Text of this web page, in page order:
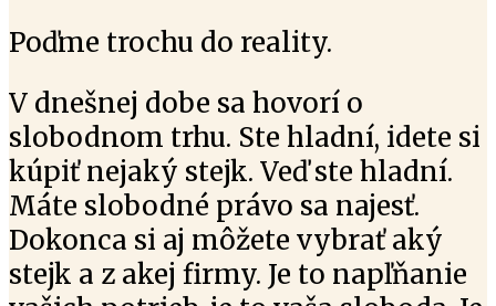
Poďme trochu do reality.
V dnešnej dobe sa hovorí o
slobodnom trhu. Ste hladní, idete si
kúpiť nejaký stejk. Veď ste hladní.
Máte slobodné právo sa najesť.
Dokonca si aj môžete vybrať aký
stejk a z akej firmy. Je to napľňanie